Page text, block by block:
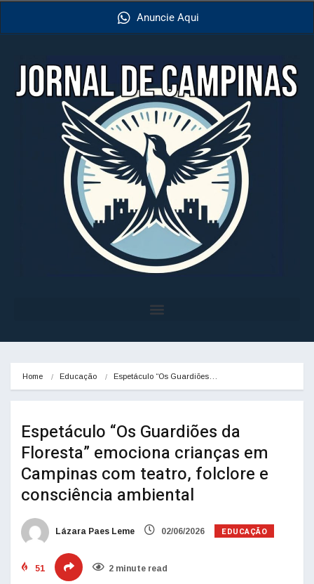
Anuncie Aqui
Home Educação Espetáculo “Os Guardiões…
Espetáculo “Os Guardiões da
Floresta” emociona crianças em
Campinas com teatro, folclore e
consciência ambiental
Lázara Paes Leme 02/06/2026 EDUCAÇÃO
51 2 minute read